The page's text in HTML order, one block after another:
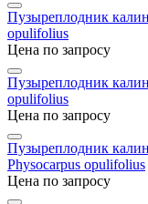
Пузыреплодник
opulifolius
Цена по запросу
Пузыреплодник
opulifolius
Цена по запросу
Пузыреплодник
Physocarpus opulifolius
Цена по запросу